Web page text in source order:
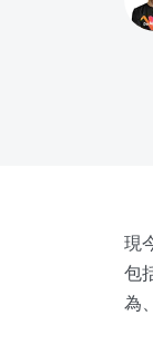
現
包
為